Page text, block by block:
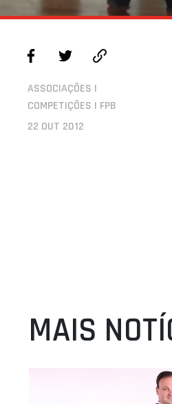
ASSOCIAÇÕES |
COMPETIÇÕES | FPB
22 OUT 2012
MAIS